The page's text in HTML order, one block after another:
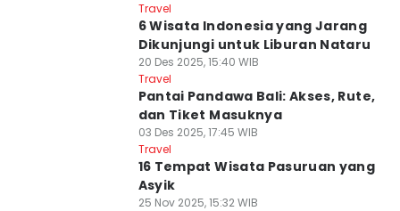
Travel
6 Wisata Indonesia yang Jarang
Dikunjungi untuk Liburan Nataru
20 Des 2025, 15:40 WIB
Travel
Pantai Pandawa Bali: Akses, Rute,
dan Tiket Masuknya
03 Des 2025, 17:45 WIB
Travel
16 Tempat Wisata Pasuruan yang
Asyik
25 Nov 2025, 15:32 WIB